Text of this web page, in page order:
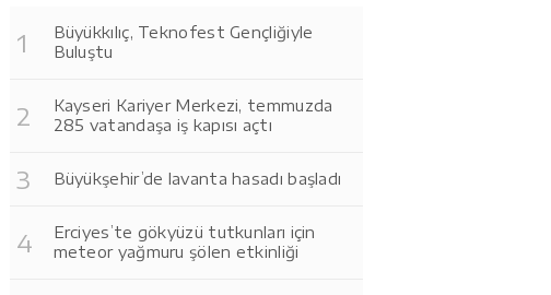
Büyükkılıç, Teknofest Gençliğiyle
Buluştu
Kayseri Kariyer Merkezi, temmuzda
285 vatandaşa iş kapısı açtı
Büyükşehir’de lavanta hasadı başladı
Erciyes’te gökyüzü tutkunları için
meteor yağmuru şölen etkinliği